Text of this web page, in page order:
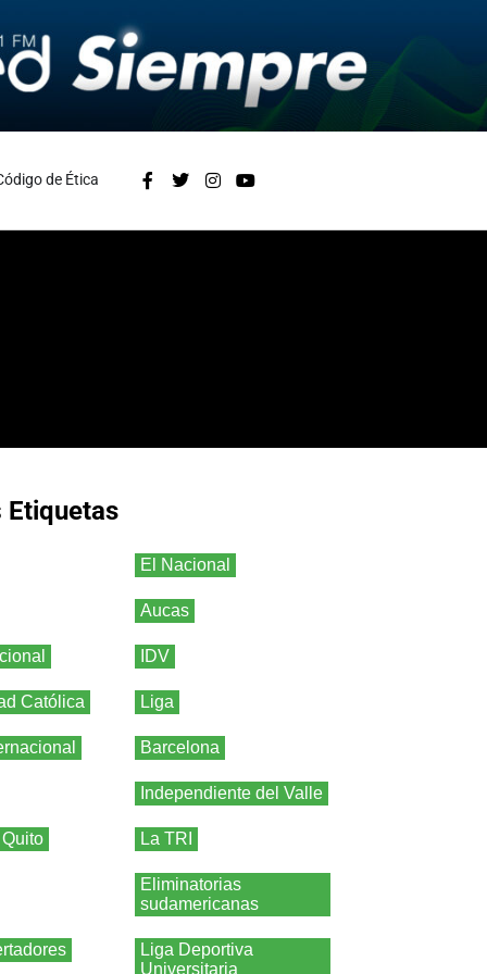
de Ética
Etiquetas
El Nacional
Aucas
IDV
Católica Liga
Barcelona
Independiente del Valle
La TRI
Eliminatorias
sudamericanas
Liga Deportiva
Universitaria